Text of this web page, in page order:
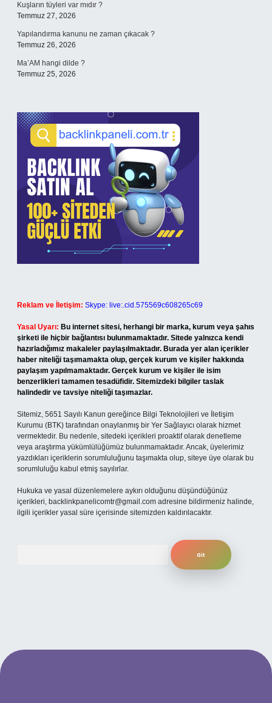
Kuşların tüyleri var mıdır ?
Temmuz 27, 2026
Yapılandırma kanunu ne zaman çıkacak ?
Temmuz 26, 2026
Ma’AM hangi dilde ?
Temmuz 25, 2026
Reklam ve İletişim: Skype: live:.cid.575569c608265c69
Yasal Uyarı: Bu internet sitesi, herhangi bir marka, kurum veya şahıs
şirketi ile hiçbir bağlantısı bulunmamaktadır. Sitede yalnızca kendi
hazırladığımız makaleler paylaşılmaktadır. Burada yer alan içerikler
haber niteliği taşımamakta olup, gerçek kurum ve kişiler hakkında
paylaşım yapılmamaktadır. Gerçek kurum ve kişiler ile isim
benzerlikleri tamamen tesadüfidir. Sitemizdeki bilgiler taslak
halindedir ve tavsiye niteliği taşımazlar.
Sitemiz, 5651 Sayılı Kanun gereğince Bilgi Teknolojileri ve İletişim
Kurumu (BTK) tarafından onaylanmış bir Yer Sağlayıcı olarak hizmet
vermektedir. Bu nedenle, sitedeki içerikleri proaktif olarak denetleme
veya araştırma yükümlülüğümüz bulunmamaktadır. Ancak, üyelerimiz
yazdıkları içeriklerin sorumluluğunu taşımakta olup, siteye üye olarak bu
sorumluluğu kabul etmiş sayılırlar.
Hukuka ve yasal düzenlemelere aykırı olduğunu düşündüğünüz
içerikleri, backlinkpanelicomtr@gmail.com adresine bildirmeniz halinde,
ilgili içerikler yasal süre içerisinde sitemizden kaldırılacaktır.